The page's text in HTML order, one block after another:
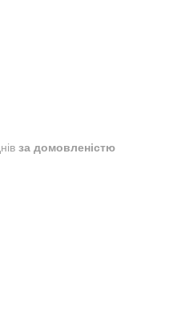
за домовленістю